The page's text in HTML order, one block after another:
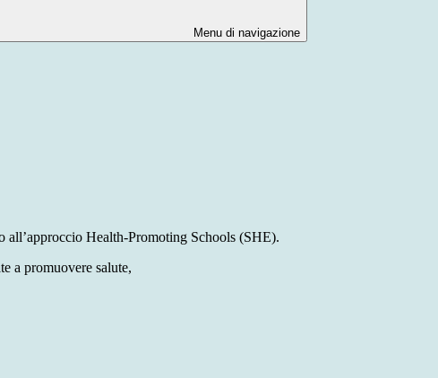
Menu di navigazione
Health-Promoting Schools (SHE).
a promuovere salute,